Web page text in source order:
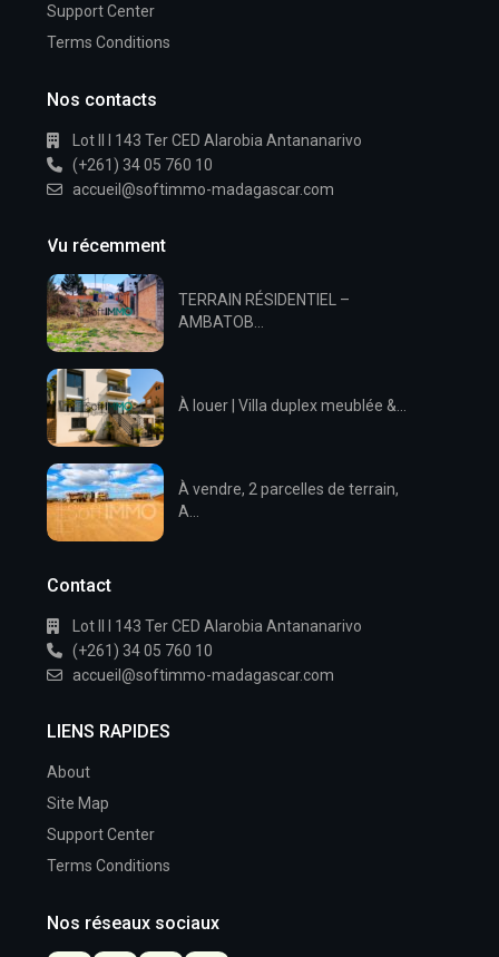
Support Center
Terms Conditions
Nos contacts
Lot II I 143 Ter CED Alarobia Antananarivo
(+261) 34 05 760 10
accueil@softimmo-madagascar.com
Vu récemment
TERRAIN RÉSIDENTIEL –
AMBATOB...
À louer | Villa duplex meublée &...
À vendre, 2 parcelles de terrain,
A...
Contact
Lot II I 143 Ter CED Alarobia Antananarivo
(+261) 34 05 760 10
accueil@softimmo-madagascar.com
LIENS RAPIDES
About
Site Map
Support Center
Terms Conditions
Nos réseaux sociaux